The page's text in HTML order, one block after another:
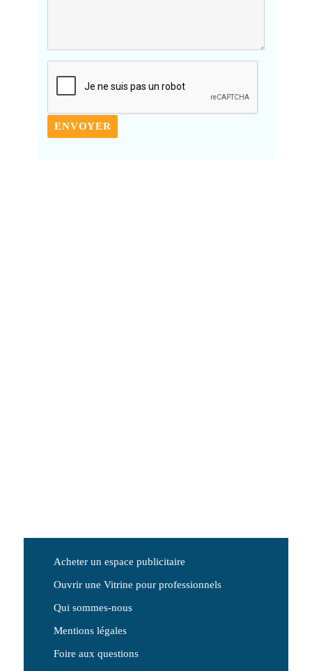
Acheter un espace publicitaire
Ouvrir une Vitrine pour professionnels
Qui sommes-nous
Mentions légales
Foire aux questions